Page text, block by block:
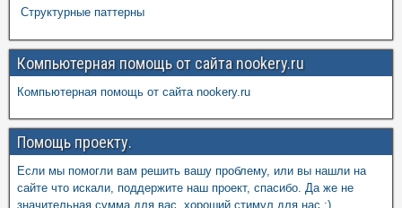
Структурные паттерны
Компьютерная помощь от сайта nookery.ru
Компьютерная помощь от сайта nookery.ru
Помощь проекту.
Если мы помогли вам решить вашу проблему, или вы нашли на
сайте что искали, поддержите наш проект, спасибо. Да же не
значительная сумма для вас, хороший стимул для нас :)